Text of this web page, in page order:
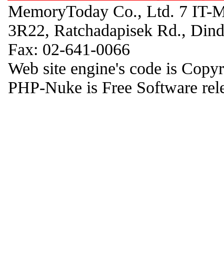
MemoryToday Co., Ltd. 7 IT-
3R22, Ratchadapisek Rd.,
Fax: 02-641-0066
Web site engine's code is
PHP-Nuke is Free Software